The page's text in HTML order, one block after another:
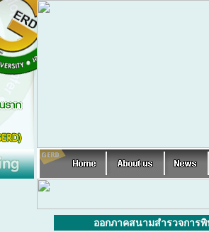
ออกภาคสนามสำรวจการ